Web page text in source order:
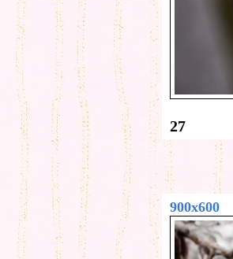
27
900x600